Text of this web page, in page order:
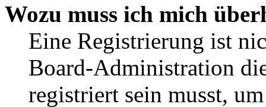
Wozu muss ich mich
Eine Registrierung ist
Board-Administration
registriert sein musst,